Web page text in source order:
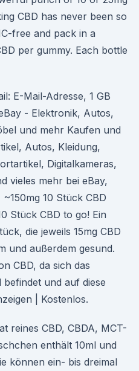
CBD has never been so
free and pack in a
per gummy. Each bottle
E-Mail-Adresse, 1 GB
- Elektronik, Autos,
und mehr Kaufen und
Autos, Kleidung,
Digitalkameras,
vieles mehr bei eBay,
10 Stück CBD
Stück CBD to go! Ein
die jeweils 15mg CBD
und außerdem gesund.
CBD, da sich das
und auf diese
| Kostenlos.
reines CBD, CBDA, MCT-
enthält 10ml und
können ein- bis dreimal